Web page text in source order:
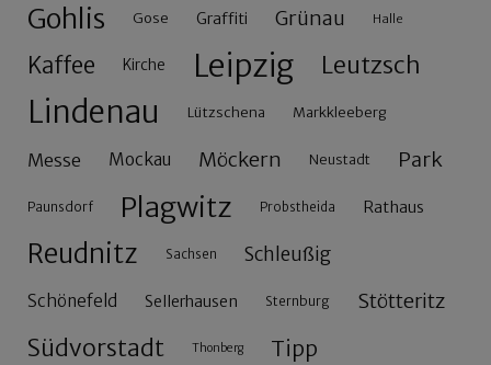
Gohlis Gose Graffiti Grünau Halle
Kaffee Kirche Leipzig Leutzsch
Lindenau Lützschena Markkleeberg
Messe Mockau Möckern Neustadt Park
Paunsdorf Plagwitz Probstheida Rathaus
Reudnitz Sachsen Schleußig
Schönefeld Sellerhausen Sternburg Stötteritz
Südvorstadt Thonberg Tipp